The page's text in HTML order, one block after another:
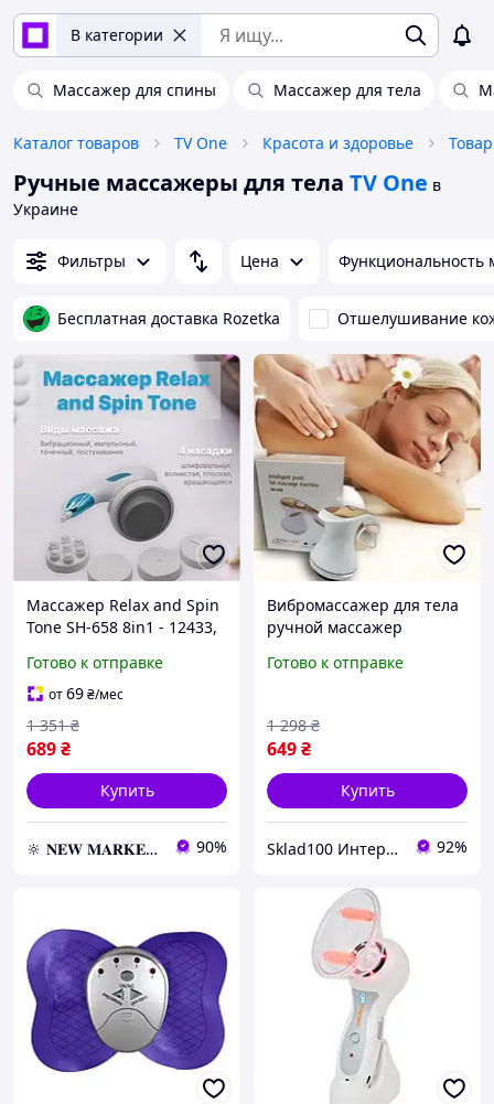
В категории
Массажер для спины Массажер для тела
Каталог товаров TV One Красота и здоровье
Ручные массажеры для тела TV One в
Украине
Фильтры Цена Функциональность
Бесплатная доставка Rozetka Отшелушивание
Массажер Relax and Spin
Tone SH-658 8in1 - 12433,
тела
Готово к отправке
от69₴/мес
689₴
1 351 ₴
Купить
🔆 𝐍𝐄𝐖 𝐌𝐀𝐑𝐊𝐄𝐓 🔆 – Продукция премиум-класса от официального представителя! 90%
Вибромассажер для тела
ручной массажер
электрический
мышечный
Готово к отправке
649₴
1 298 ₴
Купить
Sklad100 Интернет-магазин доступных товаров для дома и всей семьи. 92%